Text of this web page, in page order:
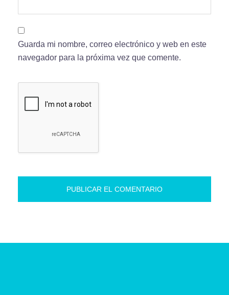
Guarda mi nombre, correo electrónico y web en este
navegador para la próxima vez que comente.